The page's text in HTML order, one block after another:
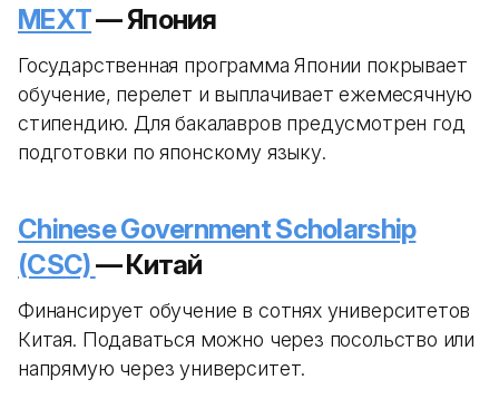
MEXT— Япония
Государственная программа Японии покрывает
обучение, перелет и выплачивает ежемесячную
стипендию. Для бакалавров предусмотрен год
подготовки по японскому языку.
Chinese Government Scholarship
(CSC)— Китай
Финансирует обучение в сотнях университетов
Китая. Подаваться можно через посольство или
напрямую через университет.